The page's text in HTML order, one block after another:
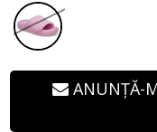
ANUNȚĂ-